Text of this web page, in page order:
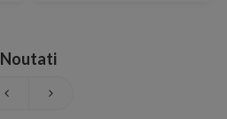
Noutati